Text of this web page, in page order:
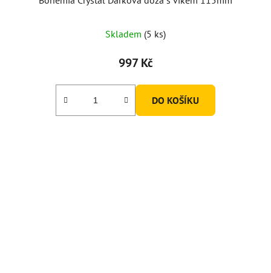
Skladem (5 ks)
997 Kč
DO KOŠÍKU